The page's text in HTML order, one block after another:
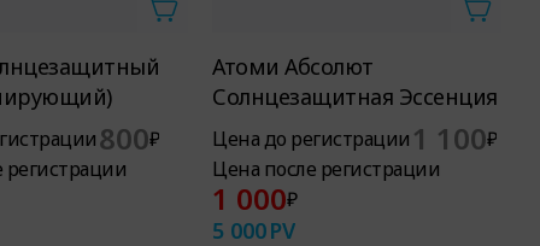
800₽
Атоми Абсолют
Солнцезащитная Эссенция
Цена до регистрации 1 100₽
Цена после регистрации
1 000₽
5 000PV